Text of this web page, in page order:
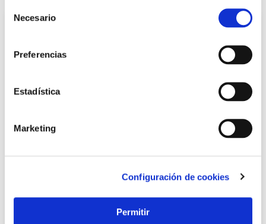
Necesario
Preferencias
Estadística
Marketing
Configuración de cookies
Permitir
8,18 €